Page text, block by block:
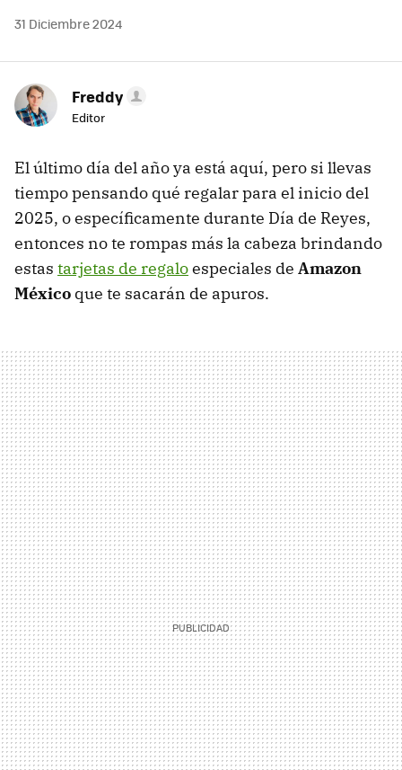
31 Diciembre 2024
Freddy
Editor
El último día del año ya está aquí, pero si llevas
tiempo pensando qué regalar para el inicio del
2025, o específicamente durante Día de Reyes,
entonces no te rompas más la cabeza brindando
estas tarjetas de regaloespeciales de Amazon
México que te sacarán de apuros.